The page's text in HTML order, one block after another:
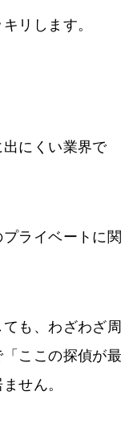
リします。
にくい業界で
ライベートに関
も、わざわざ周
ここの探偵が最
せん。